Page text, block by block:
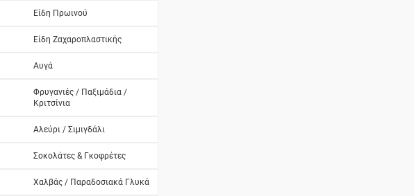
Είδη Πρωινού
Είδη Ζαχαροπλαστικής
Αυγά
Φρυγανιές / Παξιμάδια /
Κριτσίνια
Αλεύρι / Σιμιγδάλι
Σοκολάτες & Γκοφρέτες
Χαλβάς / Παραδοσιακά Γλυκά